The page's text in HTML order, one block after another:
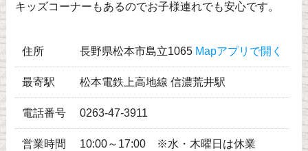
キッズコーナーもあるのでお子様連れでも安心です。
住所 長野県松本市島立1065 Mapアプリで開く
最寄駅 松本電鉄上高地線 信濃荒井駅
電話番号 0263-47-3911
営業時間 10:00～17:00 ※水・木曜日は休業